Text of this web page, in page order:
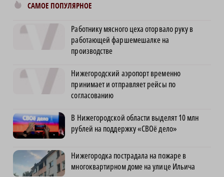
САМОЕ ПОПУЛЯРНОЕ
Работнику мясного цеха оторвало руку в
работающей фаршемешалке на
производстве
Нижегородский аэропорт временно
принимает и отправляет рейсы по
согласованию
В Нижегородской области выделят 10 млн
рублей на поддержку «СВОё дело»
Нижегородка пострадала на пожаре в
многоквартирном доме на улице Ильича